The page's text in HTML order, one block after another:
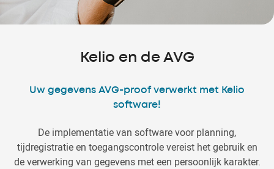
Kelio en de AVG
Uw gegevens AVG-proof verwerkt met Kelio
software!
De implementatie van software voor planning,
tijdregistratie en toegangscontrole vereist het gebruik en
de verwerking van gegevens met een persoonlijk karakter.